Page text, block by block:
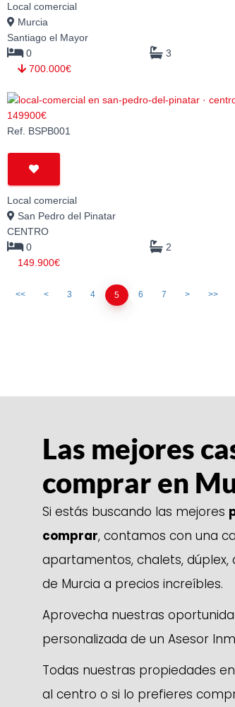
Local comercial
Murcia
Santiago el Mayor
0
3
700.000€
Ref. BSPB001
Local comercial
San Pedro del Pinatar
CENTRO
0
2
149.900€
<< < 3 4 5 6 7 > >>
Las mejores
comprar en
Si estás buscando las mejores
comprar, contamos con una
apartamentos, chalets, dúplex,
de Murcia a precios increíbles.
Aprovecha nuestras
personalizada de un Asesor
Todas nuestras propiedades
al centro o si lo prefieres